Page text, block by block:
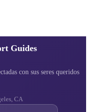
Guides
con sus seres queridos
CA